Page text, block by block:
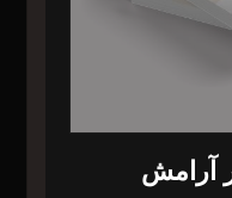
آرامش